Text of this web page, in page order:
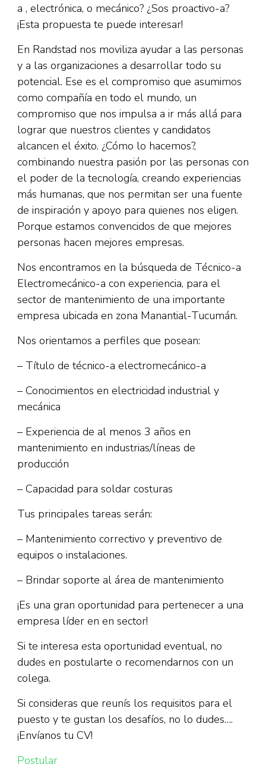
a , electrónica, o mecánico? ¿Sos proactivo-a?
¡Esta propuesta te puede interesar!
En Randstad nos moviliza ayudar a las personas
y a las organizaciones a desarrollar todo su
potencial. Ese es el compromiso que asumimos
como compañía en todo el mundo, un
compromiso que nos impulsa a ir más allá para
lograr que nuestros clientes y candidatos
alcancen el éxito. ¿Cómo lo hacemos?,
combinando nuestra pasión por las personas con
el poder de la tecnología, creando experiencias
más humanas, que nos permitan ser una fuente
de inspiración y apoyo para quienes nos eligen.
Porque estamos convencidos de que mejores
personas hacen mejores empresas.
Nos encontramos en la búsqueda de Técnico-a
Electromecánico-a con experiencia, para el
sector de mantenimiento de una importante
empresa ubicada en zona Manantial-Tucumán.
Nos orientamos a perfiles que posean:
– Título de técnico-a electromecánico-a
– Conocimientos en electricidad industrial y
mecánica
– Experiencia de al menos 3 años en
mantenimiento en industrias/líneas de
producción
– Capacidad para soldar costuras
Tus principales tareas serán:
– Mantenimiento correctivo y preventivo de
equipos o instalaciones.
– Brindar soporte al área de mantenimiento
¡Es una gran oportunidad para pertenecer a una
empresa líder en en sector!
Si te interesa esta oportunidad eventual, no
dudes en postularte o recomendarnos con un
colega.
Si consideras que reunís los requisitos para el
puesto y te gustan los desafíos, no lo dudes….
¡Envíanos tu CV!
Postular